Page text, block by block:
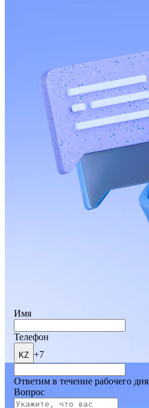
Имя
Телефон
KZ +7
Ответим в течение рабочего дня
Вопрос